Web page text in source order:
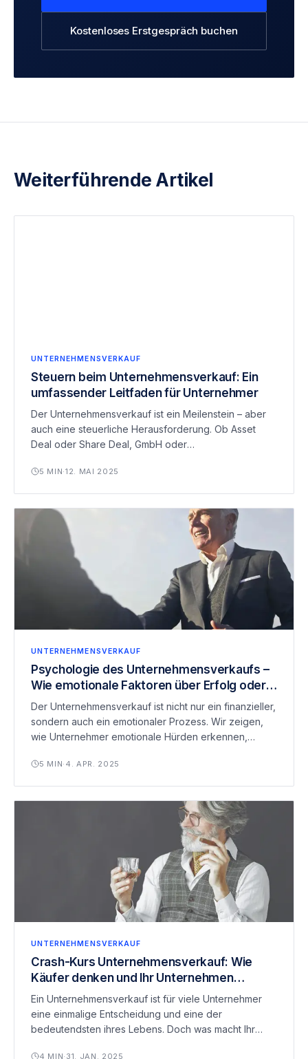
Kostenloses Erstgespräch buchen
Weiterführende Artikel
UNTERNEHMENSVERKAUF
Steuern beim Unternehmensverkauf: Ein
umfassender Leitfaden für Unternehmer
Der Unternehmensverkauf ist ein Meilenstein – aber
auch eine steuerliche Herausforderung. Ob Asset
Deal oder Share Deal, GmbH oder
unterscheiden sich stark. In unserem umfassenden
5 MIN·12. MAI 2025
UNTERNEHMENSVERKAUF
Psychologie des Unternehmensverkaufs –
Wie emotionale Faktoren über Erfolg oder
Scheitern entscheiden können
Der Unternehmensverkauf ist nicht nur ein finanzieller,
sondern auch ein emotionaler Prozess. Wir zeigen,
wie Unternehmer emotionale Hürden erkennen,
einen erfolgreichen Exit ebnen.
5 MIN· 4. APR. 2025
UNTERNEHMENSVERKAUF
Crash-Kurs Unternehmensverkauf: Wie
Käufer denken und Ihr Unternehmen
bewerten
Ein Unternehmensverkauf ist für viele Unternehmer
eine einmalige Entscheidung und eine der
bedeutendsten ihres Lebens. Doch was macht Ihr
4 MIN· 31. JAN. 2025